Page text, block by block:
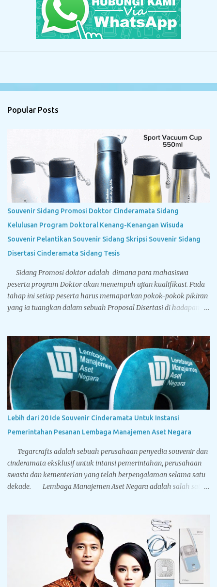
Popular Posts
Souvenir Sidang Promosi Doktor Cinderamata Sidang
Kelulusan Program Doktoral Kenang-Kenangan Wisuda
Souvenir Pelantikan Souvenir Sidang Skripsi Souvenir Sidang
Disertasi Cinderamata Sidang Tesis
Sidang Promosi doktor adalah dimana para mahasiswa
peserta program Doktor akan menempuh ujian kualifikasi. Pada
tahap ini setiap peserta harus memaparkan pokok-pokok pikiran
yang ia tuangkan dalam sebuah Proposal Disertasi di hadapan
ditindaklanjuti menjadi sebuah Disertasi, maka peserta berhak
menyandang titel Kandidat Doktor. Tegarcrafts sebagai
perusahaan spesialis penyedia souvenir untuk instansi
pemerintahan, swasta dan perbankan juga menyediakan
berbagai macam souvenir untuk sidang doktor yang bisa
disesuaikan dengan bugdet dan kebutuhan Anda. Sport vacuum
cup, botol minum stainless steel dinding ganda yang memiliki
dari kaca. Terbuat dari stainless steel BPA free hadir dengan lima
pilihan warna solid: hitam, putih, biru, silver dan gold...
Lebih dari 20 Ide Souvenir Cinderamata Untuk Instansi
Pemerintahan Pesanan Lembaga Manajemen Aset Negara
Tegarcrafts adalah sebuah perusahaan penyedia souvenir dan
cinderamata eksklusif untuk intansi pemerintahan, perusahaan
swasta dan kementerian yang telah berpengalaman selama satu
dekade. Lembaga Manajemen Aset Negara adalah salah satu
souvenir. Dibawah ini adalah foto-foto dari cinderamata
eksklusif yang pernah dikerjakan oleh Tegarcrafts. Silahkan
nikmati aneka gambar dibawah, yang mana mungkin berguna
sebagai referensi Anda sebelum Anda memesan souvenir kepada
kami. Bantal Leher Bahan Yelvo Ada dua jenis standar bahan
untuk membuat bantal leher, yakni Yelvo dan Velboa. Yelvo lebih